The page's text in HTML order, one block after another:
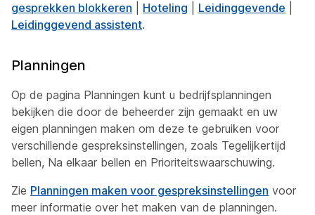
gesprekken blokkeren
Hoteling Leidinggevende
Leidinggevend assistent.
Planningen
Op de pagina Planningen kunt u bedrijfsplanningen
bekijken die door de beheerder zijn gemaakt en uw
eigen planningen maken om deze te gebruiken voor
verschillende gespreksinstellingen, zoals Tegelijkertijd
bellen, Na elkaar bellen en Prioriteitswaarschuwing.
Zie Planningen maken voor gespreksinstellingen voor
meer informatie over het maken van de planningen.